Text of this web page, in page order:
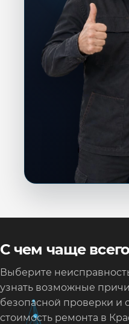
С чем чаще всего
Выберите
узнать возможные
безопасной проверки и
стоимость ремонта в